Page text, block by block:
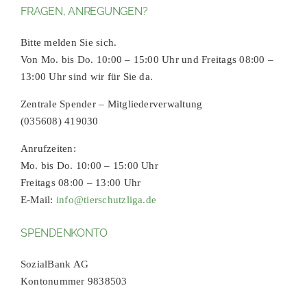
FRAGEN, ANREGUNGEN?
Bitte melden Sie sich.
Von Mo. bis Do. 10:00 – 15:00 Uhr und Freitags 08:00 –
13:00 Uhr sind wir für Sie da.
Zentrale Spender – Mitgliederverwaltung
(035608) 419030
Anrufzeiten:
Mo. bis Do. 10:00 – 15:00 Uhr
Freitags 08:00 – 13:00 Uhr
E-Mail: info@tierschutzliga.de
SPENDENKONTO
SozialBank AG
Kontonummer 9838503